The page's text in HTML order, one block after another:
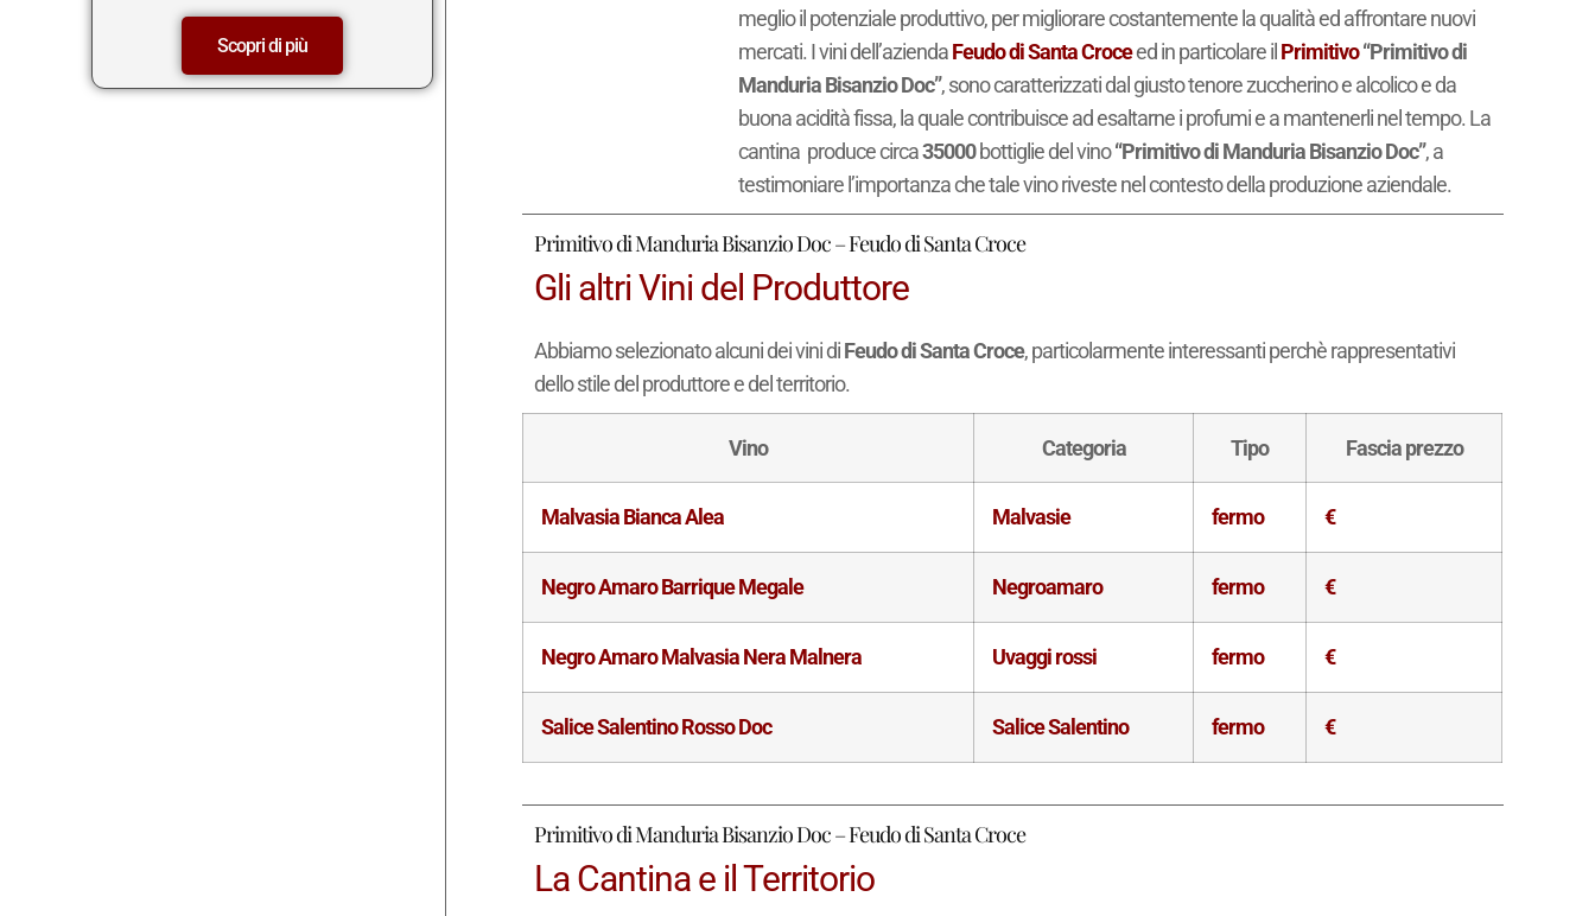
Scopri di più
meglio il potenziale produttivo, per migliorare costantemente la qualità ed affrontare nuovi
mercati. I vini dell’aziendaFeudo di Santa Croceed in particolare il Primitivo “Primitivo di
Manduria Bisanzio Doc”, sono caratterizzati dal giusto tenore zuccherino e alcolico e da
buona acidità fissa, la quale contribuisce ad esaltarne i profumi e a mantenerli nel tempo. La
cantina produce circa35000bottiglie del vino“Primitivo di Manduria Bisanzio Doc”, a
testimoniare l’importanza che tale vino riveste nel contesto della produzione aziendale.
Primitivo di Manduria Bisanzio Doc – Feudo di Santa Croce
Gli altri Vini del Produttore
Abbiamo selezionato alcuni dei vini diFeudo di Santa Croce, particolarmente interessanti perchè rappresentativi
dello stile del produttore e del territorio.
Vino Categoria Tipo Fascia prezzo
Malvasia Bianca Alea Malvasie fermo €
Negro Amaro Barrique Megale Negroamaro fermo €
Negro Amaro Malvasia Nera Malnera Uvaggi rossi fermo €
Salice Salentino Rosso Doc Salice Salentino fermo €
Primitivo di Manduria Bisanzio Doc – Feudo di Santa Croce
La Cantina e il Territorio